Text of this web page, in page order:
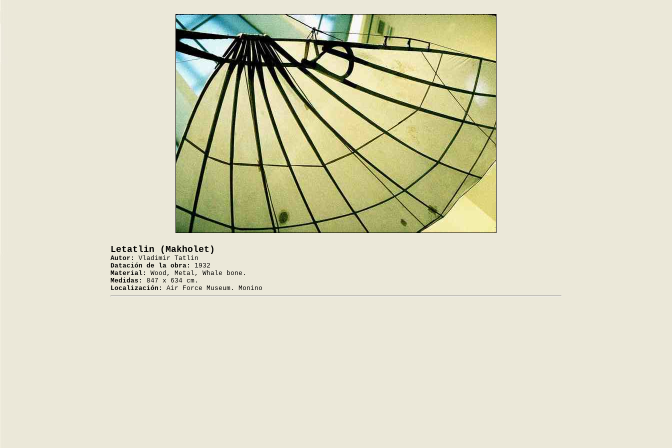
Letatlin (Makholet)
Autor:
Vladimir Tatlin
Datación de la obra:
1932
Material:
Wood, Metal, Whale bone.
Medidas:
847 x 634 cm.
Localización:
Air Force Museum. Monino